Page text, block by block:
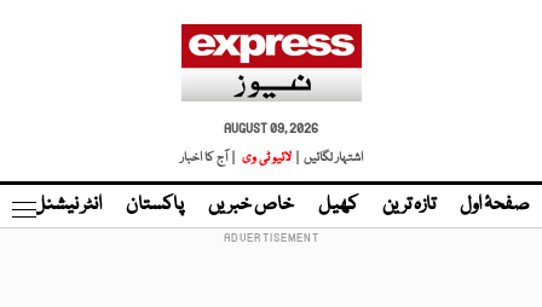
AUGUST 09, 2026
اشتہار لگائیں |
لائیو ٹی وی | آج کا اخبار
صفحۂ اول تازہ ترین کھیل خاص خبریں پاکستان انٹر نیشنل